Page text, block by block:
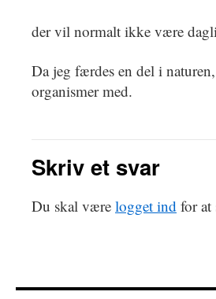
der vil normalt ikke være
Da jeg færdes en del i
organismer med.
Skriv et svar
Du skal være logget ind for at